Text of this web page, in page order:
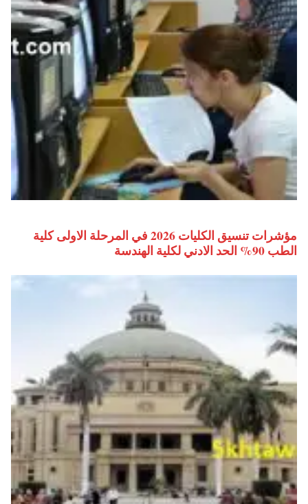
مؤشرات تنسيق الكليات 2026 في المرحلة الاولى كلية
الطب 90% الحد الادني لكلية الهندسة